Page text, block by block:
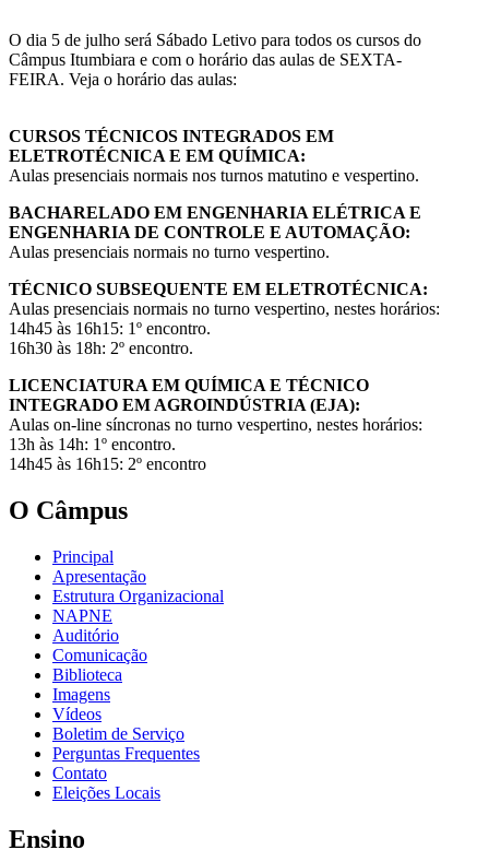
O dia 5 de julho será Sábado Letivo para todos os cursos do
Câmpus Itumbiara e com o horário das aulas de SEXTA-
FEIRA. Veja o horário das aulas:
CURSOS TÉCNICOS INTEGRADOS EM
ELETROTÉCNICA E EM QUÍMICA:
Aulas presenciais normais nos turnos matutino e vespertino.
BACHARELADO EM ENGENHARIA ELÉTRICA E
ENGENHARIA DE CONTROLE E AUTOMAÇÃO:
Aulas presenciais normais no turno vespertino.
TÉCNICO SUBSEQUENTE EM ELETROTÉCNICA:
Aulas presenciais normais no turno vespertino, nestes horários:
14h45 às 16h15: 1º encontro.
16h30 às 18h: 2º encontro.
LICENCIATURA EM QUÍMICA E TÉCNICO
INTEGRADO EM AGROINDÚSTRIA (EJA):
Aulas on-line síncronas no turno vespertino, nestes horários:
13h às 14h: 1º encontro.
14h45 às 16h15: 2º encontro
O Câmpus
Principal
Apresentação
Estrutura Organizacional
NAPNE
Auditório
Comunicação
Biblioteca
Imagens
Vídeos
Boletim de Serviço
Perguntas Frequentes
Contato
Eleições Locais
Ensino